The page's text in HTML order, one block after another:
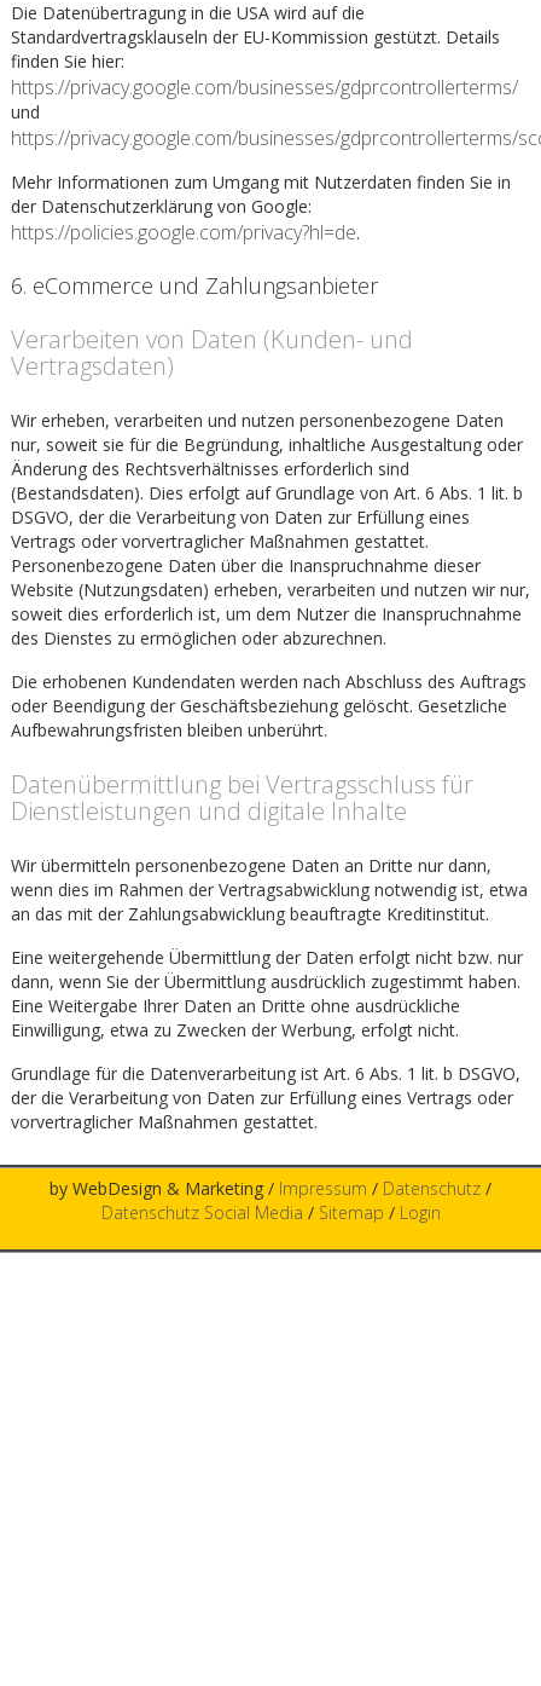
Die Datenübertragung in die USA wird auf die
Standardvertragsklauseln der EU-Kommission gestützt. Details
finden Sie hier:
https://privacy.google.com/businesses/gdprcontrollerterms/
und
https://privacy.google.com/businesses/gdprcontrollerterms/
Mehr Informationen zum Umgang mit Nutzerdaten finden Sie in
der Datenschutzerklärung von Google:
https://policies.google.com/privacy?hl=de.
6. eCommerce und Zahlungs­anbieter
Verarbeiten von Daten (Kunden- und
Vertragsdaten)
Wir erheben, verarbeiten und nutzen personenbezogene Daten
nur, soweit sie für die Begründung, inhaltliche Ausgestaltung oder
Änderung des Rechtsverhältnisses erforderlich sind
(Bestandsdaten). Dies erfolgt auf Grundlage von Art. 6 Abs. 1 lit. b
DSGVO, der die Verarbeitung von Daten zur Erfüllung eines
Vertrags oder vorvertraglicher Maßnahmen gestattet.
Personenbezogene Daten über die Inanspruchnahme dieser
Website (Nutzungsdaten) erheben, verarbeiten und nutzen wir nur,
soweit dies erforderlich ist, um dem Nutzer die Inanspruchnahme
des Dienstes zu ermöglichen oder abzurechnen.
Die erhobenen Kundendaten werden nach Abschluss des Auftrags
oder Beendigung der Geschäftsbeziehung gelöscht. Gesetzliche
Aufbewahrungsfristen bleiben unberührt.
Daten­übermittlung bei Vertragsschluss für
Dienstleistungen und digitale Inhalte
Wir übermitteln personenbezogene Daten an Dritte nur dann,
wenn dies im Rahmen der Vertragsabwicklung notwendig ist, etwa
an das mit der Zahlungsabwicklung beauftragte Kreditinstitut.
Eine weitergehende Übermittlung der Daten erfolgt nicht bzw. nur
dann, wenn Sie der Übermittlung ausdrücklich zugestimmt haben.
Eine Weitergabe Ihrer Daten an Dritte ohne ausdrückliche
Einwilligung, etwa zu Zwecken der Werbung, erfolgt nicht.
Grundlage für die Datenverarbeitung ist Art. 6 Abs. 1 lit. b DSGVO,
der die Verarbeitung von Daten zur Erfüllung eines Vertrags oder
vorvertraglicher Maßnahmen gestattet.
by WebDesign & Marketing / Impressum / Datenschutz /
Datenschutz Social Media / Sitemap / Login